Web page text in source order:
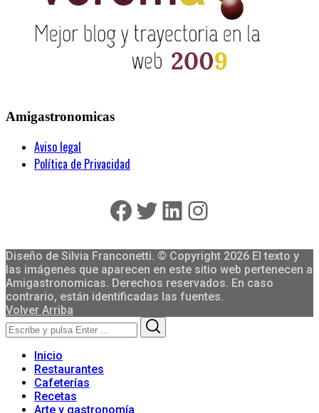
Amigastronomicas
Aviso legal
Política de Privacidad
Facebook
Twitter
LinkedIn
Instagram
Diseño de Silvia Franconetti. © Copyright 2026 El texto y
las imágenes que aparecen en este sitio web pertenecen a
Amigastronomicas. Derechos reservados. En caso
contrario, están identificadas las fuentes.
Volver Arriba
Search
for:
Inicio
Restaurantes
Cafeterías
Recetas
Arte y gastronomía